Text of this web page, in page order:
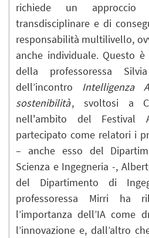
richiede un approccio
transdisciplinare e di
responsabilità multilivello,
anche individuale. Questo
della professoressa
dell’incontro Intelligenza
sostenibilità, svoltosi a
nell'ambito del Festival
partecipato come relatori i
– anche esso del
Scienza e Ingegneria -,
del Dipartimento di
professoressa Mirri ha
l’importanza dell’IA come
l’innovazione e, dall’altro